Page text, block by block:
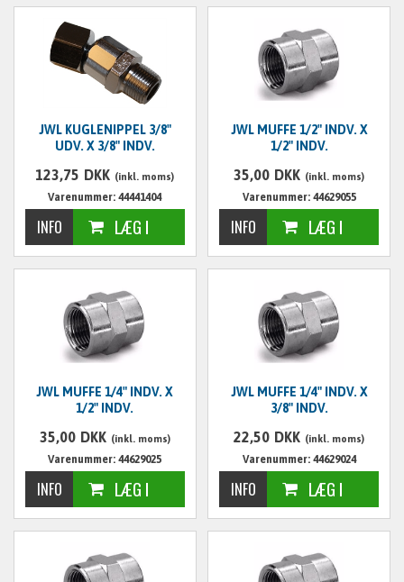
JWL KUGLENIPPEL 3/8"
UDV. X 3/8" INDV.
123,75 DKK (inkl. moms)
Varenummer: 44441404
JWL MUFFE 1/2" INDV. X
1/2" INDV.
35,00 DKK (inkl. moms)
Varenummer: 44629055
JWL MUFFE 1/4" INDV. X
1/2" INDV.
35,00 DKK (inkl. moms)
Varenummer: 44629025
JWL MUFFE 1/4" INDV. X
3/8" INDV.
22,50 DKK (inkl. moms)
Varenummer: 44629024